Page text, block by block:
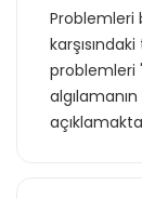
Problemleri
problemleri
algılamanın
özel
kapsar.